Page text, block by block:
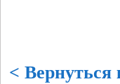
< Вернуться